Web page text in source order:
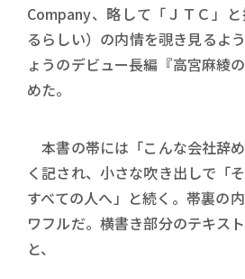
Company、略して「ＪＴＣ」
るらしい）の内情を覗き見るよ
ょうのデビュー長編『高宮麻綾
めた。
本書の帯には「こんな会社辞
く記され、小さな吹き出しで「
すべての人へ」と続く。帯裏の
ワフルだ。横書き部分のテキス
と、